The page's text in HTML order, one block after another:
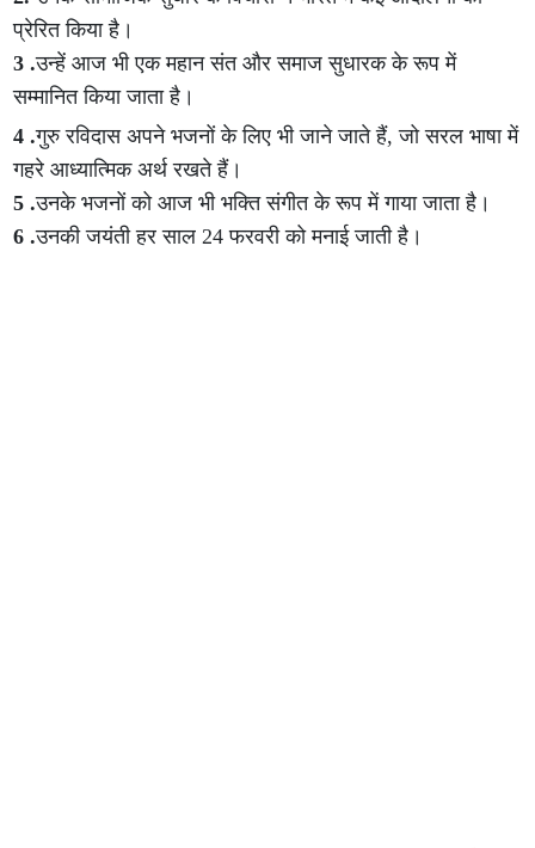
प्रेरित किया है।
3 .उन्हें आज भी एक महान संत और समाज सुधारक के रूप में
सम्मानित किया जाता है।
4 .गुरु रविदास अपने भजनों के लिए भी जाने जाते हैं, जो सरल भाषा में
गहरे आध्यात्मिक अर्थ रखते हैं।
5 .उनके भजनों को आज भी भक्ति संगीत के रूप में गाया जाता है।
6 .उनकी जयंती हर साल 24 फरवरी को मनाई जाती है।